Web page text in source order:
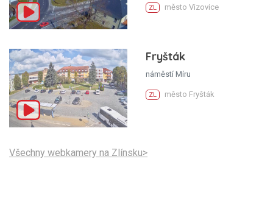
ZL město Vizovice
Fryšták
náměstí Míru
ZL město Fryšták
Všechny webkamery na Zlínsku>